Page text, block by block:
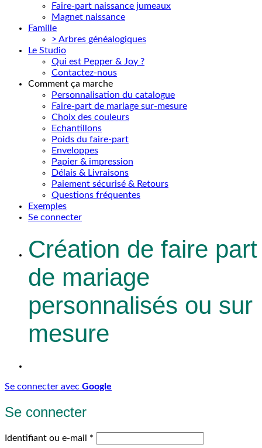
Faire-part naissance jumeaux
Magnet naissance
Famille
> Arbres généalogiques
Le Studio
Qui est Pepper & Joy ?
Contactez-nous
Comment ça marche
Personnalisation du catalogue
Faire-part de mariage sur-mesure
Choix des couleurs
Echantillons
Poids du faire-part
Enveloppes
Papier & impression
Délais & Livraisons
Paiement sécurisé & Retours
Questions fréquentes
Exemples
Se connecter
Création de faire part
de mariage
personnalisés ou sur
mesure
Se connecter avec Google
Se connecter
Identifiant ou e-mail *